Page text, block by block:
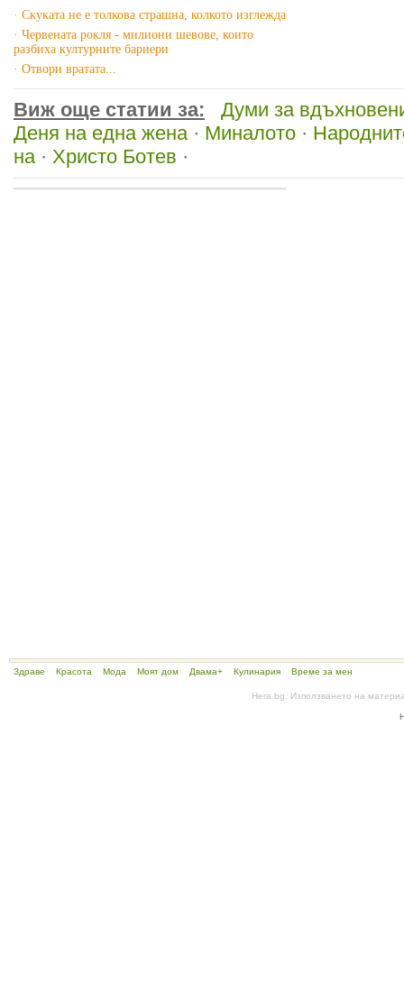
· Скуката не е толкова страшна, колкото изглежда
· Червената рокля - милиони шевове, които
разбиха културните бариери
· Отвори вратата...
Виж още статии за:
Думи за
Деня на една жена· Миналото ·
на· Христо Ботев ·
Здраве Красота Мода Моят дом Двама+ Кулинария Време за мен
Hera.bg. Използването на